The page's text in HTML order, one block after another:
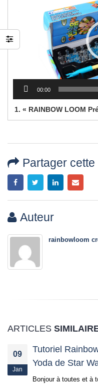
00:00
1. « RAINBOW LOOM
Partager
Auteur
rainbowloom
ARTICLES
09
Jan
Tutoriel
Yoda de Star
Bonjour à toutes et à
préparer la fête des
Mères